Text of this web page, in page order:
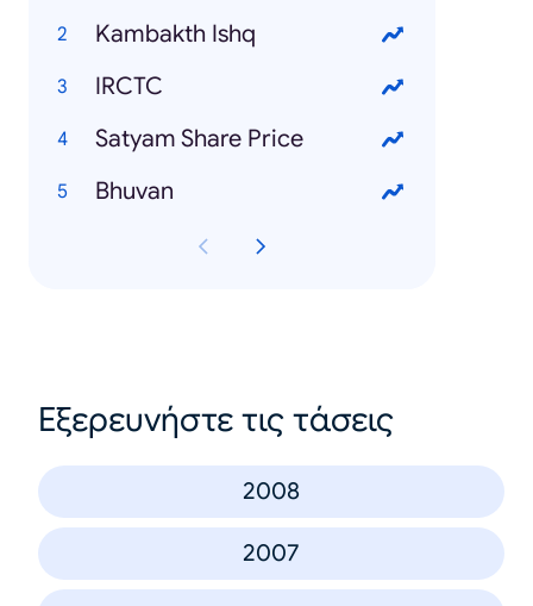
Kambakth Ishq
IRCTC
Satyam Share Price
Bhuvan
Εξερευνήστε τις τάσεις
2008
2007